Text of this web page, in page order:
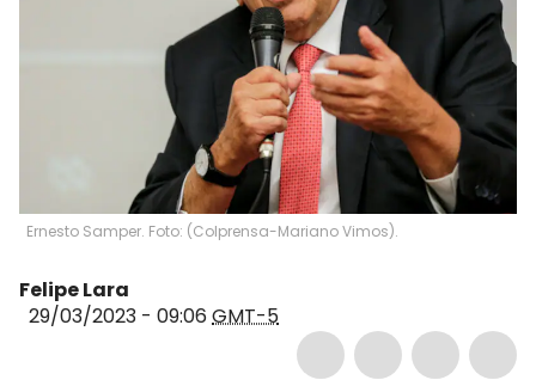
Ernesto Samper. Foto: (Colprensa-Mariano Vimos).
Felipe Lara
29/03/2023 - 09:06 GMT-5